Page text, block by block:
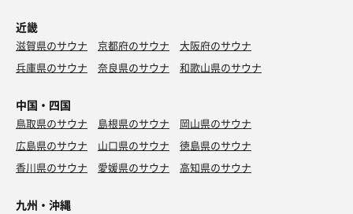
近畿
滋賀県のサウナ 京都府のサウナ
大阪府のサウナ
兵庫県のサウナ
奈良県のサウナ 和歌山県のサウナ
中国・四国
鳥取県のサウナ 島根県のサウナ
岡山県のサウナ
広島県のサウナ
山口県のサウナ
徳島県のサウナ
香川県のサウナ
愛媛県のサウナ 高知県のサウナ
九州・沖縄